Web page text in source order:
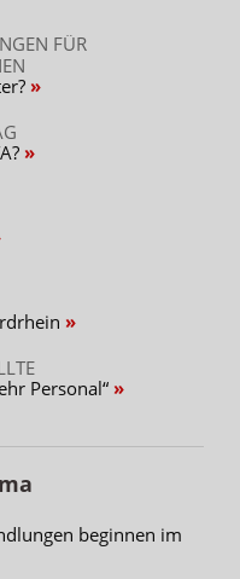
FÜR
Personal“
beginnen im